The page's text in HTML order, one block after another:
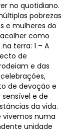
no quotidiano.
pobrezas
e mulheres do
como
terra: 1 – A
de
e das
de devoção e
e de
da vida.
vivemos numa
unidade